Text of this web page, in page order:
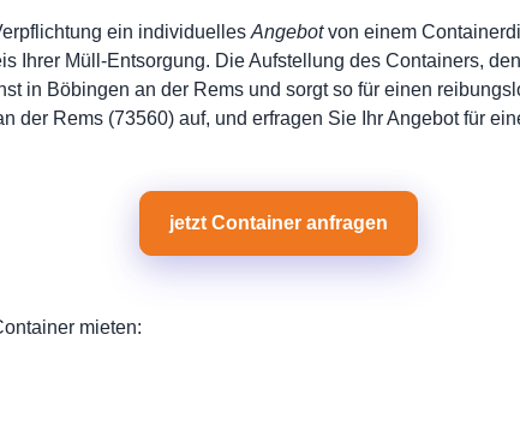
ein individuelles Angebotvon einem
Ihrer Müll-Entsorgung. Die Aufstellung des Containers,
in Böbingen an der Rems und sorgt so für einen
der Rems (73560) auf, und erfragen Sie Ihr Angebot für
jetzt Container anfragen
mieten: